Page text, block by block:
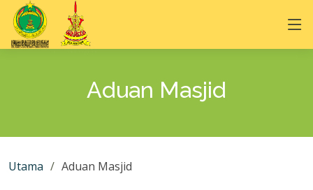
Aduan Masjid
Utama Aduan Masjid